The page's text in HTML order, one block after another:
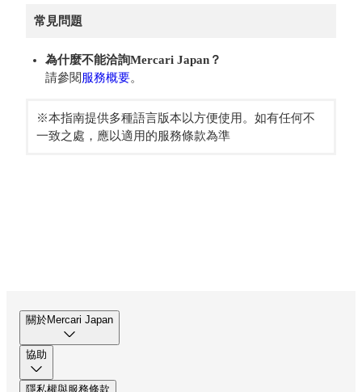
常見問題
為什麼不能洽詢Mercari Japan？
請參閱 服務概要。
※本指南提供多種語言版本以方便使用。如有任何不
一致之處，應以適用的服務條款為準
關於Mercari Japan
協助
隱私權與服務條款